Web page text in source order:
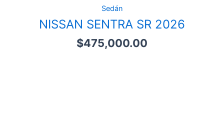
Sedán
NISSAN SENTRA SR 2026
$475,000.00